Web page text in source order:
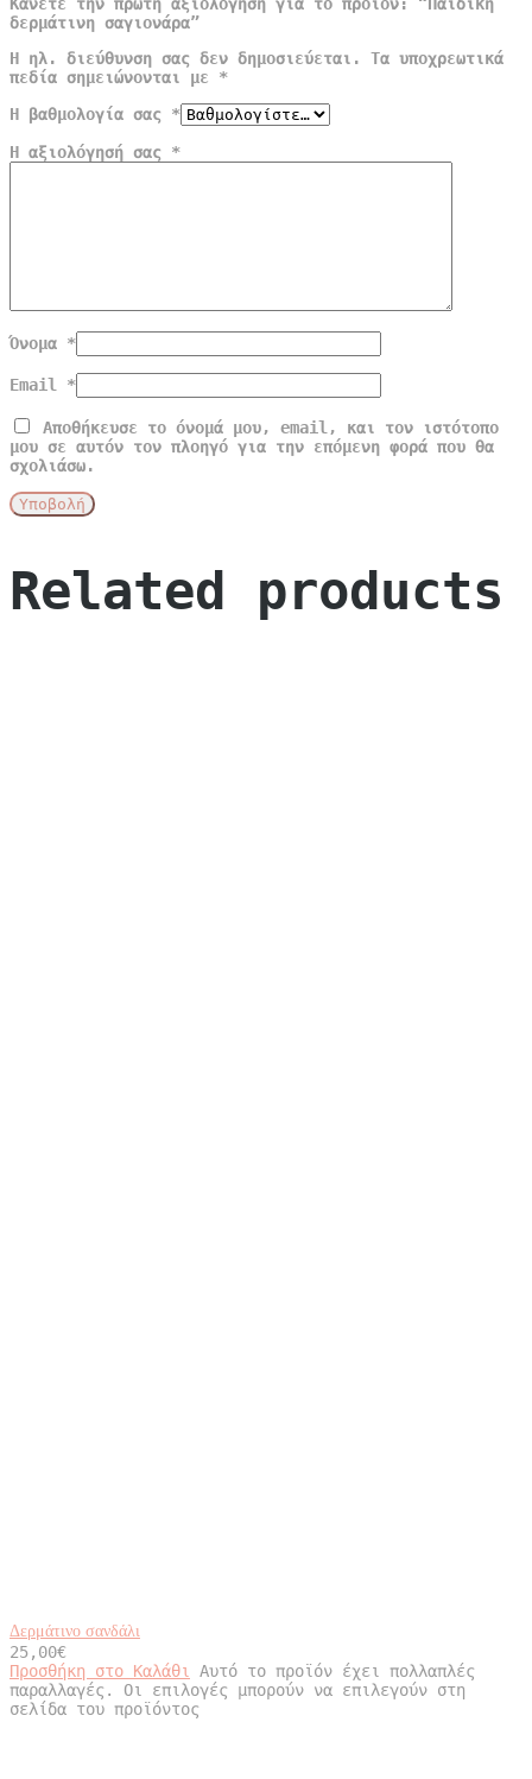
δερμάτινη σαγιονάρα”
Η ηλ. διεύθυνση σας δεν δημοσιεύεται.
Τα υποχρεωτικά
πεδία σημειώνονται με *
Η βαθμολογία σας *
Η αξιολόγησή σας *
Όνομα *
Email *
Αποθήκευσε το όνομά μου, email, και τον ιστότοπο
μου σε αυτόν τον πλοηγό για την επόμενη φορά που θα
σχολιάσω.
Related products
Δερμάτινο σανδάλι
25,00€
Προσθήκη στο Καλάθι
Αυτό το προϊόν έχει πολλαπλές
παραλλαγές. Οι επιλογές μπορούν να επιλεγούν στη
σελίδα του προϊόντος